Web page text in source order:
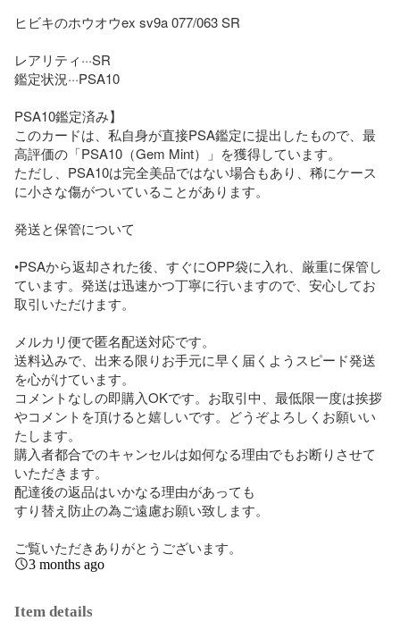
ヒビキのホウオウex sv9a 077/063 SR
レアリティ···SR
鑑定状況···PSA10
PSA10鑑定済み】
このカードは、私自身が直接PSA鑑定に提出したもので、最
高評価の「PSA10（Gem Mint）」を獲得しています。
ただし、PSA10は完全美品ではない場合もあり、稀にケース
に小さな傷がついていることがあります。
発送と保管について
•PSAから返却された後、すぐにOPP袋に入れ、厳重に保管し
ています。発送は迅速かつ丁寧に行いますので、安心してお
取引いただけます。
メルカリ便で匿名配送対応です。
送料込みで、出来る限りお手元に早く届くようスピード発送
を心がけています。
コメントなしの即購入OKです。お取引中、最低限一度は挨拶
やコメントを頂けると嬉しいです。どうぞよろしくお願いい
たします。
購入者都合でのキャンセルは如何なる理由でもお断りさせて
いただきます。
配達後の返品はいかなる理由があっても
すり替え防止の為ご遠慮お願い致します。
ご覧いただきありがとうございます。
3 months ago
Item details